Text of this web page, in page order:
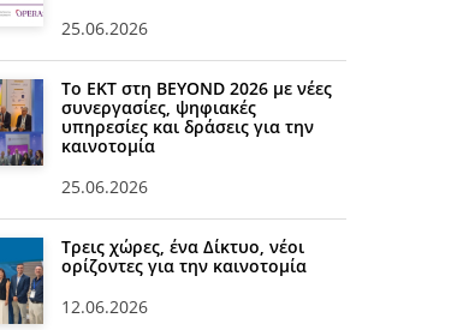
25.06.2026
Το ΕΚΤ στη BEYOND 2026 με νέες
συνεργασίες, ψηφιακές
υπηρεσίες και δράσεις για την
καινοτομία
25.06.2026
Τρεις χώρες, ένα Δίκτυο, νέοι
ορίζοντες για την καινοτομία
12.06.2026